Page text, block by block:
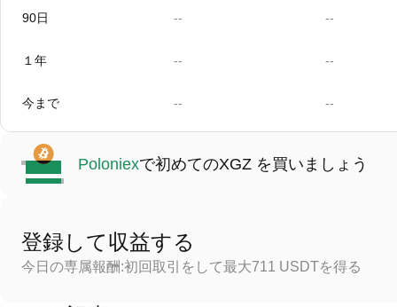
90日 -- --
１年 -- --
今まで -- --
Poloniexで初めてのXGZ を買いましょう
登録して収益する
今日の専属報酬:初回取引をして最大711 USDTを得る